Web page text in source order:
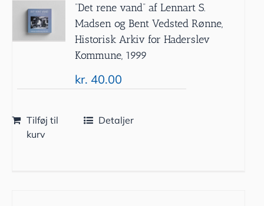
”Det rene vand” af Lennart S.
Madsen og Bent Vedsted Rønne,
Historisk Arkiv for Haderslev
Kommune, 1999
kr. 40.00
Tilføj til
kurv
Detaljer